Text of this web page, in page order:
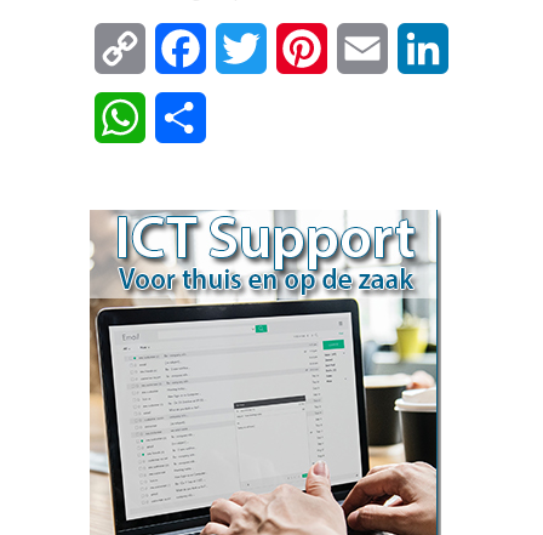
Copy
Link
FacebookTwitter Pinterest Email
WhatsApp